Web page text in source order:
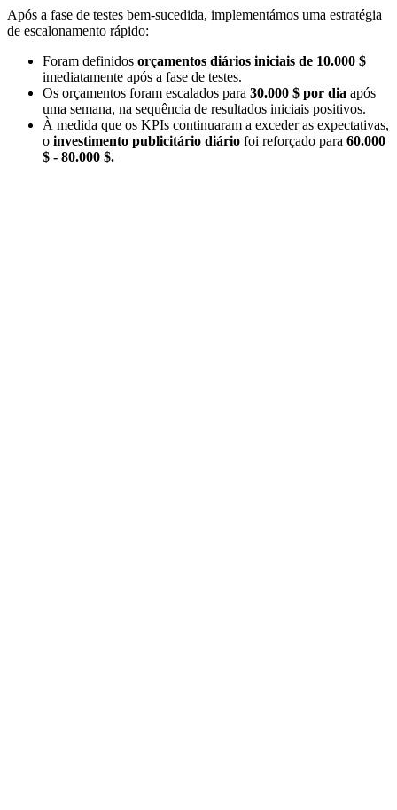
Após a fase de testes bem-sucedida, implementámos uma estratégia
de escalonamento rápido:
Foram definidos orçamentos diários iniciais de 10.000 $
imediatamente após a fase de testes.
Os orçamentos foram escalados para 30.000 $ por dia após
uma semana, na sequência de resultados iniciais positivos.
À medida que os KPIs continuaram a exceder as expectativas,
o investimento publicitário diário foi reforçado para 60.000
$ - 80.000 $.